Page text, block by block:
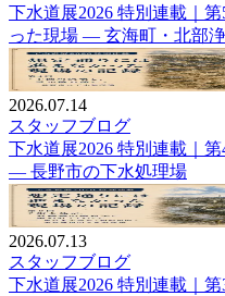
下水道展2026 特別連載｜
った現場 — 玄海町・北部
2026.07.14
スタッフブログ
下水道展2026 特別連載｜
— 長野市の下水処理場
2026.07.13
スタッフブログ
下水道展2026 特別連載｜